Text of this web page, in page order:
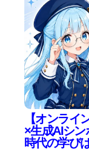
【オンライ
×生成AIシン
時代の学び